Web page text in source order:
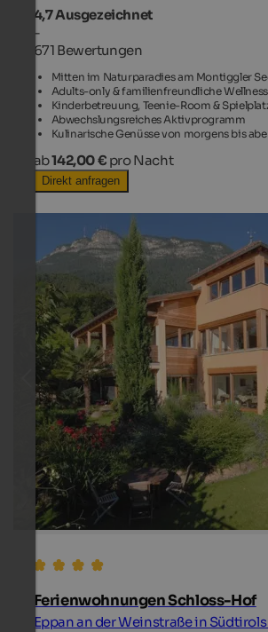
4,7Ausgezeichnet
-
671 Bewertungen
Mitten im Naturparadies am Montiggler
Adults-only & familienfreundliche
Kinderbetreuung, Teenie-Room &
Abwechslungsreiches Aktivprogramm
Kulinarische Genüsse von morgens bis
ab142,00 € pro Nacht
Direkt anfragen
Ferienwohnungen Schloss-Hof
Eppan an der Weinstraße in